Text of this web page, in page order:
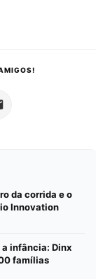
da corrida e o
Innovation
infância: Dinx
famílias